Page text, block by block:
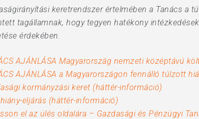
keretrendszer értelmében a Tanács a
tagállamnak, hogy tegyen hatékony
érdekében.
AJÁNLÁSA Magyarország nemzeti középtávú
AJÁNLÁSA a Magyarországon fennálló túlzott
kormányzási keret (háttér-információ)
eljárás (háttér-információ)
el az ülés oldalára – Gazdasági és Pénzügyi